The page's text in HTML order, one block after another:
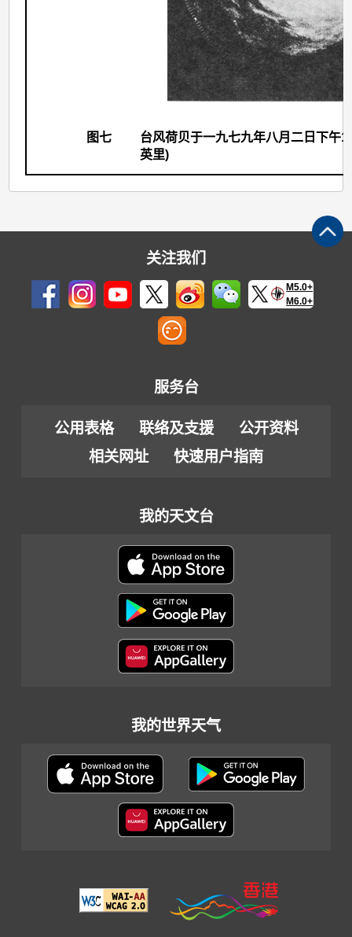
图七
台风荷贝于一九七九年八月二日下午
英里)
关注我们
M5.0+
M6.0+
服务台
公用表格 联络及支援
公开资料
相关网址
快速用户指南
我的天文台
我的世界天气